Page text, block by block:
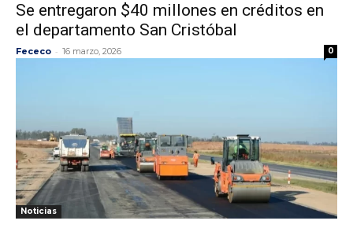
Se entregaron $40 millones en créditos en
el departamento San Cristóbal
Fececo - 16 marzo, 2026 0
Noticias